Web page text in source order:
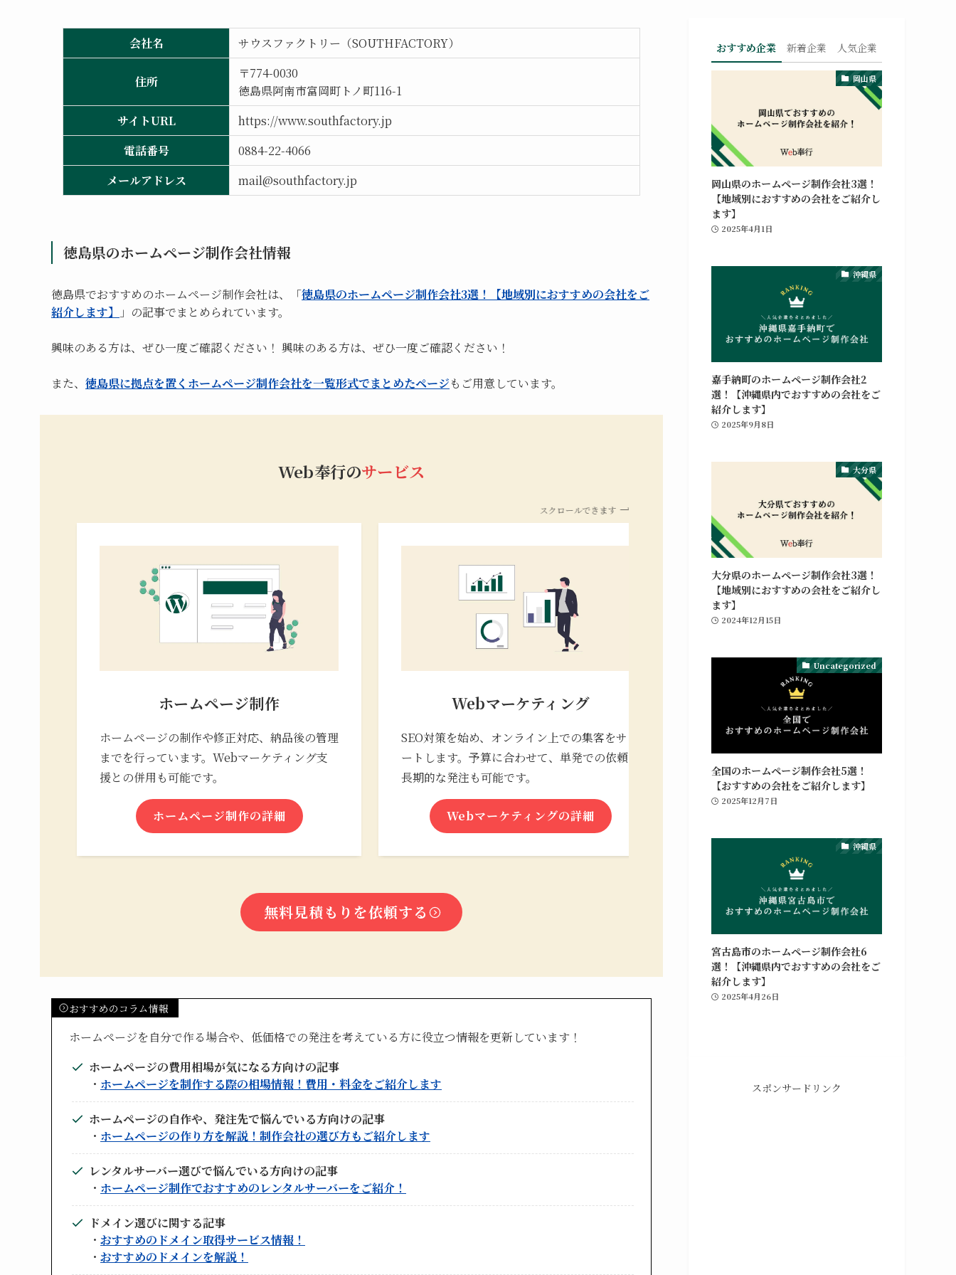
会社名 サウスファクトリー（SOUTHFACTORY）
住所
〒774-0030
徳島県阿南市富岡町トノ町116-1
サイトURL
https://www.southfactory.jp
電話番号
0884-22-4066
メールアドレス
mail@southfactory.jp
徳島県のホームページ制作会社情報
徳島県でおすすめのホームページ制作会社は、「徳島県のホームページ制作会社3選！【地域別におすすめの会社をご
紹介します】
」の記事でまとめられています。
興味のある方は、ぜひ一度ご確認ください！ 興味のある方は、ぜひ一度ご確認ください！
また、 徳島県に拠点を置くホームページ制作会社を一覧形式でまとめたページもご用意しています。
Web奉行のサービス
スクロールできます
ホームページ制作
ホームページの制作や修正対応、納品後の管理
までを行っています。Webマーケティング支
援との併用も可能です。
ホームページ制作の詳細
Webマーケティング
SEO対策を始め、オンライン上での集客をサポ
ートします。予算に合わせて、単発での依頼や
長期的な発注も可能です。
Webマーケティングの詳細
グラフィックデザイン
ホームページの制作や修正対応、納品後の管理
までを行っています。Webマーケティング支
援との併用も可能です。
無料見積もりを依頼する
おすすめのコラム情報
ホームページを自分で作る場合や、低価格での発注を考えている方に役立つ情報を更新しています！
ホームページの費用相場が気になる方向けの記事
・ ホームページを制作する際の相場情報！費用・料金をご紹介します
ホームページの自作や、発注先で悩んでいる方向けの記事
・ ホームページの作り方を解説！制作会社の選び方もご紹介します
レンタルサーバー選びで悩んでいる方向けの記事
・ ホームページ制作でおすすめのレンタルサーバーをご紹介！
ドメイン選びに関する記事
・ おすすめのドメイン取得サービス情報！
・ おすすめのドメインを解説！
おすすめ企業 新着企業 人気企業
岡山県
岡山県のホームページ制作会社3選！
【地域別におすすめの会社をご紹介し
ます】
2025年4月1日
沖縄県
嘉手納町のホームページ制作会社2
選！【沖縄県内でおすすめの会社をご
紹介します】
2025年9月8日
大分県
大分県のホームページ制作会社3選！
【地域別におすすめの会社をご紹介し
ます】
2024年12月15日
Uncategorized
全国のホームページ制作会社5選！
【おすすめの会社をご紹介します】
2025年12月7日
沖縄県
宮古島市のホームページ制作会社6
選！【沖縄県内でおすすめの会社をご
紹介します】
2025年4月26日
スポンサードリンク